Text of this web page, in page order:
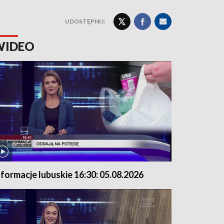
UDOSTĘPNIJ:
lubuskie 16:30: 05.08.2026